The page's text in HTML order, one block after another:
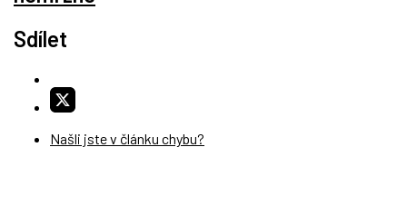
Sdílet
Našli jste v článku chybu?